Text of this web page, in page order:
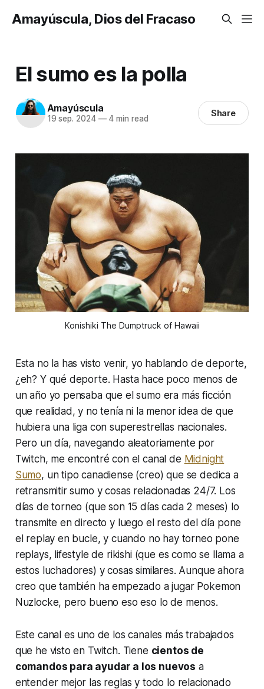
Amayúscula, Dios del Fracaso
El sumo es la polla
Amayúscula
19 sep. 2024 —4 min read Share
Konishiki The Dumptruck of Hawaii
Esta no la has visto venir, yo hablando de deporte,
¿eh? Y qué deporte. Hasta hace poco menos de
un año yo pensaba que el sumo era más ficción
que realidad, y no tenía ni la menor idea de que
hubiera una liga con superestrellas nacionales.
Pero un día, navegando aleatoriamente por
Twitch, me encontré con el canal de Midnight
Sumo, un tipo canadiense (creo) que se dedica a
retransmitir sumo y cosas relacionadas 24/7. Los
días de torneo (que son 15 días cada 2 meses) lo
transmite en directo y luego el resto del día pone
el replay en bucle, y cuando no hay torneo pone
replays, lifestyle de rikishi(que es como se llama a
estos luchadores) y cosas similares. Aunque ahora
creo que también ha empezado a jugar Pokemon
Nuzlocke, pero bueno eso eso lo de menos.
Este canal es uno de los canales más trabajados
que he visto en Twitch. Tiene cientos de
comandos para ayudar a los nuevos a
entender mejor las reglas y todo lo relacionado